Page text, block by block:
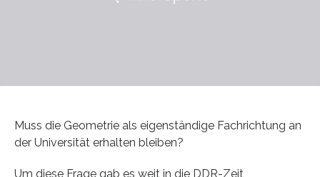
Muss die Geometrie als eigenständige Fachrichtung an
der Universität erhalten bleiben?
Um diese Frage gab es weit in die DDR-Zeit